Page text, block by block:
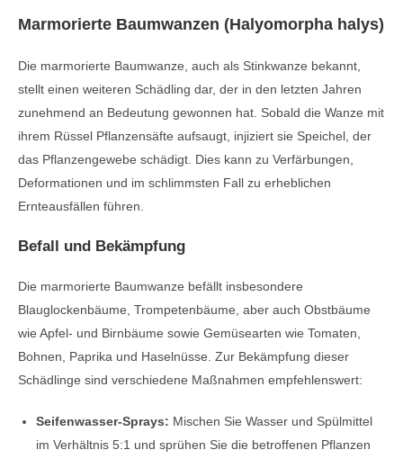
Marmorierte Baumwanzen (Halyomorpha halys)
Die marmorierte Baumwanze, auch als Stinkwanze bekannt,
stellt einen weiteren Schädling dar, der in den letzten Jahren
zunehmend an Bedeutung gewonnen hat. Sobald die Wanze mit
ihrem Rüssel Pflanzensäfte aufsaugt, injiziert sie Speichel, der
das Pflanzengewebe schädigt. Dies kann zu Verfärbungen,
Deformationen und im schlimmsten Fall zu erheblichen
Ernteausfällen führen.
Befall und Bekämpfung
Die marmorierte Baumwanze befällt insbesondere
Blauglockenbäume, Trompetenbäume, aber auch Obstbäume
wie Apfel- und Birnbäume sowie Gemüsearten wie Tomaten,
Bohnen, Paprika und Haselnüsse. Zur Bekämpfung dieser
Schädlinge sind verschiedene Maßnahmen empfehlenswert:
Seifenwasser-Sprays: Mischen Sie Wasser und Spülmittel
im Verhältnis 5:1 und sprühen Sie die betroffenen Pflanzen